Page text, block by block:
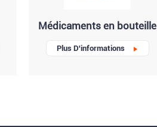
Médicaments en bouteille
Plus D'informations